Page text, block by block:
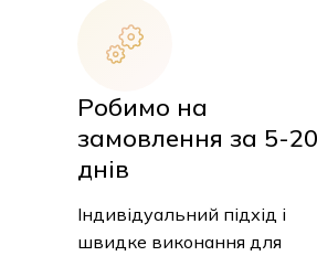
замовлення за 5-20
днів
Індивідуальний підхід і
швидке виконання для
вашої зручності.